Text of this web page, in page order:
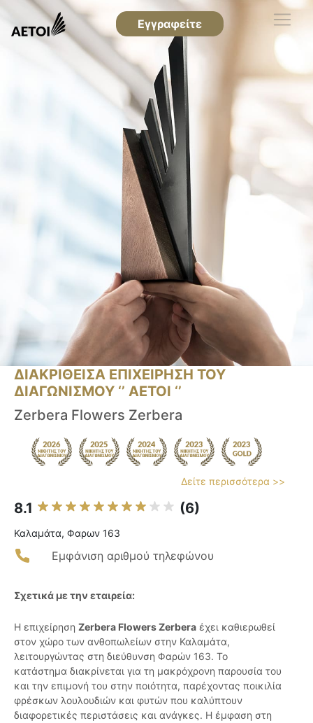
Εγγραφείτε
ΔΙΑΚΡΙΘΕΙΣΑ ΕΠΙΧΕΙΡΗΣΗ ΤΟΥ
ΔΙΑΓΩΝΙΣΜΟΥ ‘’ ΑΕΤΟΙ ‘’
Zerbera Flowers Zerbera
Δείτε περισσότερα >>
8.1 (6)
Καλαμάτα, Φαρων 163
Εμφάνιση αριθμού τηλεφώνου
Σχετικά με την εταιρεία:
Η επιχείρηση Zerbera Flowers Zerbera έχει καθιερωθεί
στον χώρο των ανθοπωλείων στην Καλαμάτα,
λειτουργώντας στη διεύθυνση Φαρών 163. Το
κατάστημα διακρίνεται για τη μακρόχρονη παρουσία του
και την επιμονή του στην ποιότητα, παρέχοντας ποικιλία
φρέσκων λουλουδιών και φυτών που καλύπτουν
διαφορετικές περιστάσεις και ανάγκες. Η έμφαση στη